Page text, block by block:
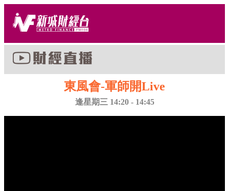
東風會-軍師開Live
逢星期三 14:20 - 14:45